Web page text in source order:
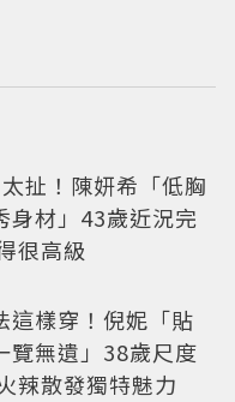
扯！陳妍希「低胸
身材」43歲近況完
很高級
這樣穿！倪妮「貼
覽無遺」38歲尺度
辣散發獨特魅力